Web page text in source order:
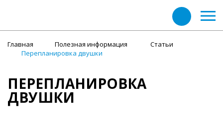
Главная Полезная информация
Статьи
Перепланировка двушки
ПЕРЕПЛАНИРОВКА
ДВУШКИ